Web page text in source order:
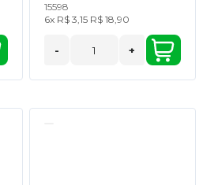
15598
6x R$ 3,15 R$ 18,90
- +